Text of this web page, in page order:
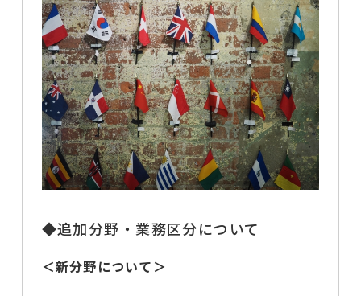
◆追加分野・業務区分について
＜新分野について＞